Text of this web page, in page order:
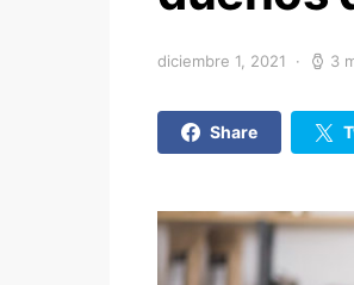
diciembre 1, 2021 3
Share